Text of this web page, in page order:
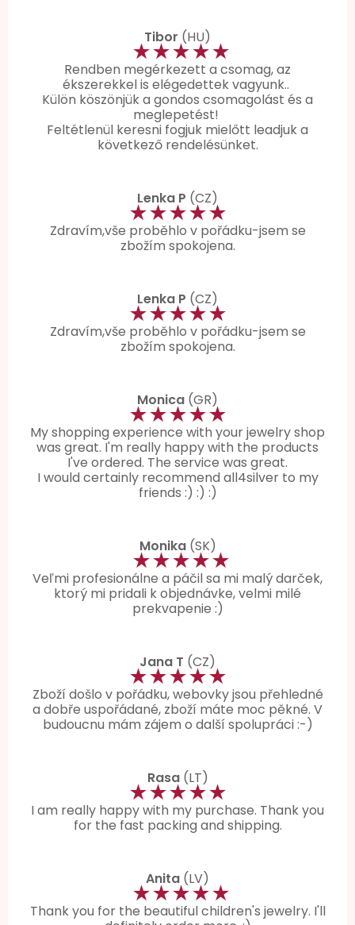
Tibor (HU)
★★★★★
Rendben megérkezett a csomag, az
ékszerekkel is elégedettek vagyunk..
Külön köszönjük a gondos csomagolást és a
meglepetést!
Feltétlenül keresni fogjuk mielőtt leadjuk a
következő rendelésünket.
Lenka P (CZ)
★★★★★
Zdravím,vše proběhlo v pořádku-jsem se
zbožím spokojena.
Lenka P (CZ)
★★★★★
Zdravím,vše proběhlo v pořádku-jsem se
zbožím spokojena.
Monica (GR)
★★★★★
My shopping experience with your jewelry shop
was great. I'm really happy with the products
I've ordered. The service was great.
I would certainly recommend all4silver to my
friends :) :) :)
Monika(SK)
★★★★★
Veľmi profesionálne a páčil sa mi malý darček,
ktorý mi pridali k objednávke, velmi milé
prekvapenie :)
Jana T (CZ)
★★★★★
Zboží došlo v pořádku, webovky jsou přehledné
a dobře uspořádané, zboží máte moc pěkné. V
budoucnu mám zájem o další spolupráci :-)
Rasa(LT)
★★★★★
I am really happy with my purchase. Thank you
for the fast packing and shipping.
Anita (LV)
★★★★★
Thank you for the beautiful children's jewelry. I'll